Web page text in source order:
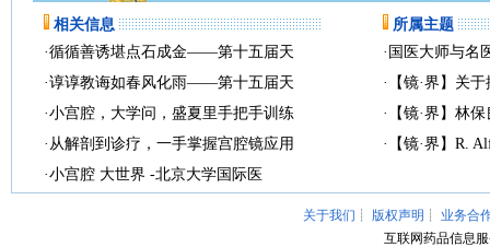
相关信息
·循循善诱堪点石成金——第十五届天
·谆谆教诲如春风化雨——第十五届天
·小宫腔，大学问，盛夏里手把手训练
· 从解剖到诊疗，一手掌握宫腔镜应用
·小宫腔 大世界 -北京大学国际医
所属主题
· 国医大师与名
·
【镜·界】关
·
【镜·界】林
·
【镜·界】R.
关于我们 ┊ 版权声明 ┊ 业务合
互联网药品信息